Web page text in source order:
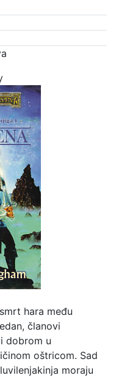
hara među
članovi
dobrom u
oštricom. Sad
moraju